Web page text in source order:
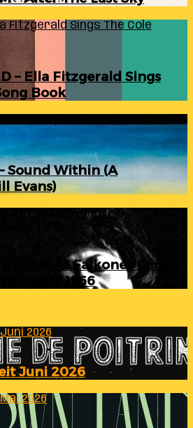
Fitzgerald Sings The Cole
– Ella Fitzgerald Sings
Book
– Sound Within (A
Evans)
At Falkoner Centre
1966
– Live At Falkoner Centre
1966
2026
Juni 2026
2026